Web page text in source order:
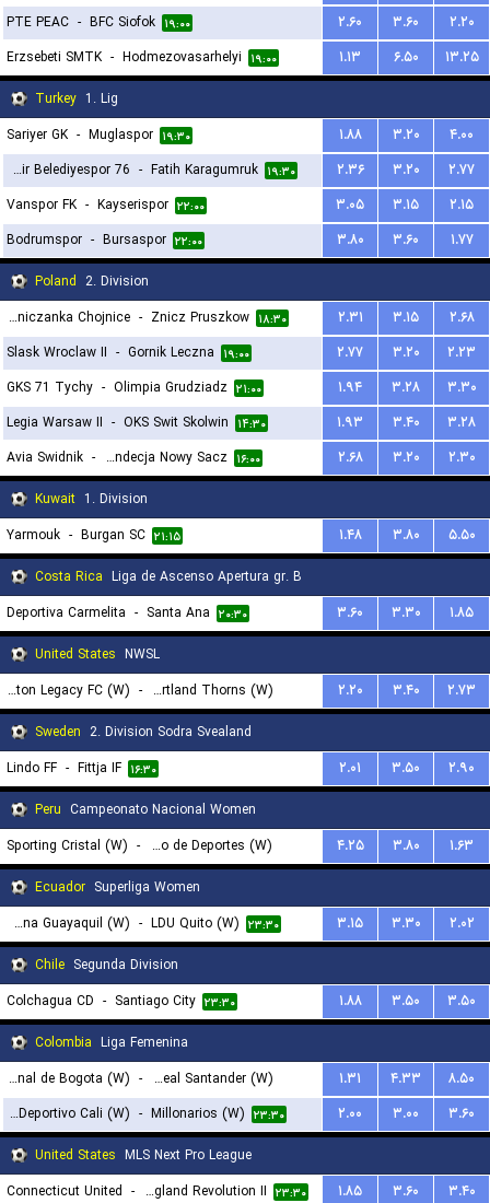
PTE PEAC - BFC Siofok ۱۹:۰۰ ۲.۶۰ ۳.۶۰
۲.۲۰
Erzsebeti SMTK - Hodmezovasarhelyi ۱۹:۰۰ ۱.۱۳ ۶.۵۰
۱۳.۲۵
Turkey 1. Lig
Sariyer GK - Muglaspor ۱۹:۳۰ ۱.۸۸ ۳.۲۰
۴.۰۰
76 Igdir Belediyespor
- Fatih Karagumruk ۱۹:۳۰ ۲.۳۶ ۳.۲۰
۲.۷۷
Vanspor FK - Kayserispor ۲۲:۰۰ ۳.۰۵ ۳.۱۵
۲.۱۵
Bodrumspor - Bursaspor ۲۲:۰۰ ۳.۸۰ ۳.۶۰
۱.۷۷
Poland 2. Division
Chojniczanka Chojnice
- Znicz Pruszkow ۱۸:۳۰ ۲.۳۱ ۳.۱۵
۲.۶۸
Slask Wroclaw II - Gornik Leczna ۱۹:۰۰ ۲.۷۷ ۳.۲۰
۲.۲۳
GKS 71 Tychy - Olimpia Grudziadz ۲۱:۰۰ ۱.۹۴ ۳.۲۸
۳.۳۰
Legia Warsaw II - OKS Swit Skolwin ۱۴:۳۰ ۱.۹۳ ۳.۴۰
۳.۲۸
Avia Swidnik - Sandecja Nowy Sacz ۱۶:۰۰ ۲.۶۸ ۳.۲۰
۲.۳۰
Kuwait 1. Division
Yarmouk - Burgan SC ۲۱:۱۵ ۱.۴۸ ۳.۸۰
۵.۵۰
Costa Rica Liga de Ascenso Apertura gr. B
Deportiva Carmelita - Santa Ana ۲۰:۳۰ ۳.۶۰ ۳.۳۰
۱.۸۵
United States NWSL
Boston Legacy FC (W)
- Portland Thorns (W)
۲۳:۳۰
۲.۲۰ ۳.۴۰
۲.۷۳
Sweden 2. Division Sodra Svealand
Lindo FF - Fittja IF ۱۶:۳۰ ۲.۰۱ ۳.۵۰
۲.۹۰
Peru Campeonato Nacional Women
Sporting Cristal (W) - Universitario de Deportes (W)
۲۳:۴۵
۴.۲۵ ۳.۸۰
۱.۶۳
Ecuador Superliga Women
Barcelona Guayaquil (W)
- LDU Quito (W) ۲۳:۳۰ ۳.۱۵ ۳.۳۰
۲.۰۲
Chile Segunda Division
Colchagua CD - Santiago City ۲۳:۳۰ ۱.۸۸ ۳.۵۰
۳.۵۰
Colombia Liga Femenina
Internacional de Bogota (W)
- CD Real Santander (W)
۲۳:۳۰
۱.۳۱ ۴.۳۳
۸.۵۰
Asociacion Deportivo Cali (W)
- Millonarios (W) ۲۳:۳۰ ۲.۰۰ ۳.۰۰
۳.۶۰
United States MLS Next Pro League
Connecticut United - New England Revolution II ۲۳:۳۰ ۱.۸۵ ۳.۶۰
۳.۴۰